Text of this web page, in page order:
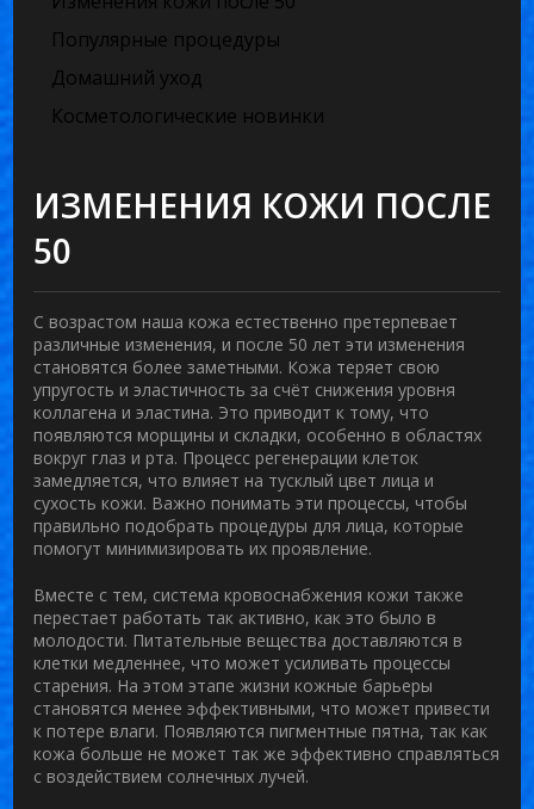
Популярные процедуры
Домашний уход
Косметологические новинки
ИЗМЕНЕНИЯ КОЖИ ПОСЛЕ
50
С возрастом наша кожа естественно претерпевает
различные изменения, и после 50 лет эти изменения
становятся более заметными. Кожа теряет свою
упругость и эластичность за счёт снижения уровня
коллагена и эластина. Это приводит к тому, что
появляются морщины и складки, особенно в областях
вокруг глаз и рта. Процесс регенерации клеток
замедляется, что влияет на тусклый цвет лица и
сухость кожи. Важно понимать эти процессы, чтобы
правильно подобрать процедуры для лица, которые
помогут минимизировать их проявление.
Вместе с тем, система кровоснабжения кожи также
перестает работать так активно, как это было в
молодости. Питательные вещества доставляются в
клетки медленнее, что может усиливать процессы
старения. На этом этапе жизни кожные барьеры
становятся менее эффективными, что может привести
к потере влаги. Появляются пигментные пятна, так как
кожа больше не может так же эффективно справляться
с воздействием солнечных лучей.